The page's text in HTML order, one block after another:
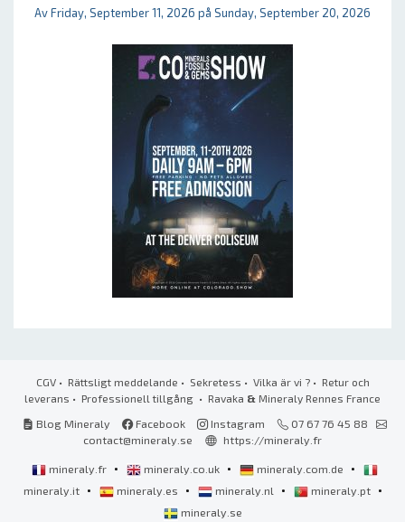
Av Friday, September 11, 2026 på Sunday, September 20, 2026
CGV• Rättsligt meddelande • Sekretess • Vilka är vi ?• Retur och
leverans • Professionell tillgång • Ravaka & Mineraly Rennes France
Blog Mineraly
Facebook Instagram
07 67 76 45 88
contact@mineraly.se
https://mineraly.fr
mineraly.fr • mineraly.co.uk • mineraly.com.de •
mineraly.it • mineraly.es • mineraly.nl • mineraly.pt •
mineraly.se